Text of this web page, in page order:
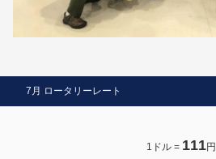
7月 ロータリーレート
1ドル = 111円